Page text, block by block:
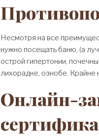
Несмотря на все
нужно посещать баню, (а
острой гипертонии,
лихорадке, ознобе. Крайне
Онлайн-